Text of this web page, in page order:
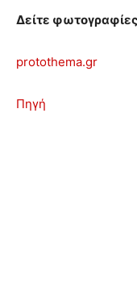
Δείτε φωτογραφίες
protothema.gr
Πηγή